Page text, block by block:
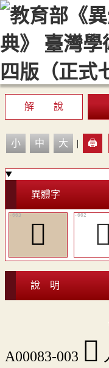
::: 最新消息 常見問
顯示模式
解 說
小 中 大 | 🖨️
異體字
󰆐 󰆏
說 明
A00083-003 󰆐